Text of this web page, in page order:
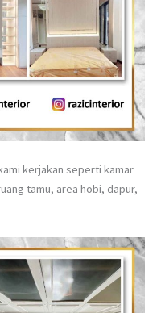
kerjakan seperti kamar
tamu, area hobi, dapur,